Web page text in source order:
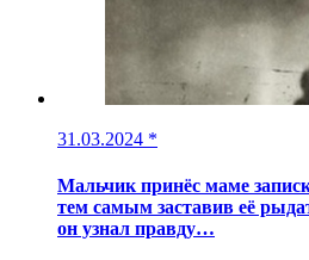
31.03.2024 *
Мальчик принёс маме
тем самым заставив её
он узнал правду…